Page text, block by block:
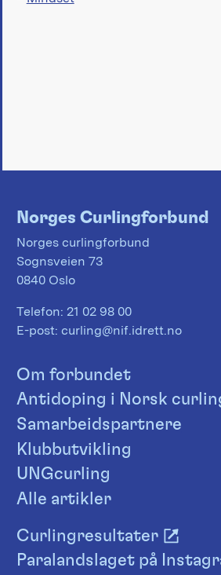
Norges Curlingforbund
Norges curlingforbund
Sognsveien 73
0840 Oslo
Telefon: 21 02 98 00
E-post: curling@nif.idrett.no
Om forbundet
Antidoping i Norsk
Samarbeidspartnere
Klubbutvikling
UNGcurling
Alle artikler
Curlingresultater
Paralandslaget på